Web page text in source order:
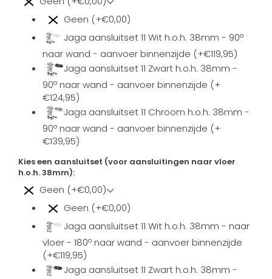
Geen (+€0,00)
Jaga aansluitset 11 Wit h.o.h. 38mm - 90º
naar wand - aanvoer binnenzijde (+€119,95)
Jaga aansluitset 11 Zwart h.o.h. 38mm -
90º naar wand - aanvoer binnenzijde (+
€124,95)
Jaga aansluitset 11 Chroom h.o.h. 38mm -
90º naar wand - aanvoer binnenzijde (+
€139,95)
Kies een aansluitset (voor aansluitingen naar vloer
h.o.h. 38mm):
Geen (+€0,00)
Geen (+€0,00)
Jaga aansluitset 11 Wit h.o.h. 38mm - naar
vloer - 180º naar wand - aanvoer binnenzijde
(+€119,95)
Jaga aansluitset 11 Zwart h.o.h. 38mm -